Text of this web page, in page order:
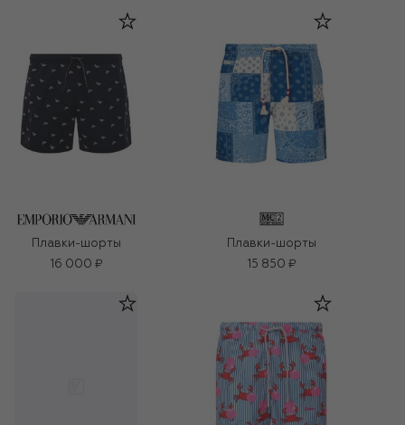
Плавки-шорты
16 000 ₽
Плавки-шорты
15 850 ₽